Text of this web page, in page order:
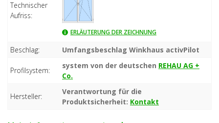
Technischer
Aufriss:
ERLÄUTERUNG DER ZEICHNUNG
Beschlag: Umfangsbeschlag Winkhaus activPilot
Profilsystem:
system von der deutschen REHAU AG +
Co.
Hersteller:
Verantwortung für die
Produktsicherheit: Kontakt